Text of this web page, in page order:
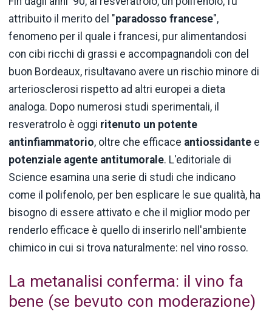
attribuito il merito del "paradosso francese",
fenomeno per il quale i francesi, pur alimentandosi
con cibi ricchi di grassi e accompagnandoli con del
buon Bordeaux, risultavano avere un rischio minore di
arteriosclerosi rispetto ad altri europei a dieta
analoga. Dopo numerosi studi sperimentali, il
resveratrolo è oggi ritenuto un potente
antinfiammatorio, oltre che efficace antiossidante e
potenziale agente antitumorale. L'editoriale di
Science esamina una serie di studi che indicano
come il polifenolo, per ben esplicare le sue qualità, ha
bisogno di essere attivato e che il miglior modo per
renderlo efficace è quello di inserirlo nell'ambiente
chimico in cui si trova naturalmente: nel vino rosso.
La metanalisi conferma: il vino fa
bene (se bevuto con moderazione)